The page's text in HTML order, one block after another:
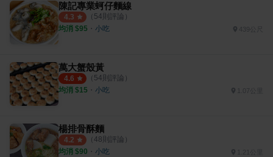
陳記專業蚵仔麵線
4.3 （ 54則評論）
均消 $95 ・ 小吃 439公尺
萬大蟹殼黃
4.6 （ 54則評論）
均消 $15 ・ 小吃
楊排骨酥麵
4.2 （ 48則評論）
均消 $90 ・ 小吃